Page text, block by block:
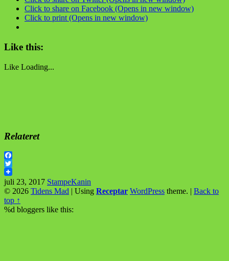
Click to share on Facebook (Opens in new window)
Click to print (Opens in new window)
Like this:
Like Loading...
Relateret
Facebook
Twitter
juli 23, 2017 StampeKanin
© 2026 Tidens Mad | Using Receptar WordPress theme. | Back to
top ↑
%d bloggers like this: